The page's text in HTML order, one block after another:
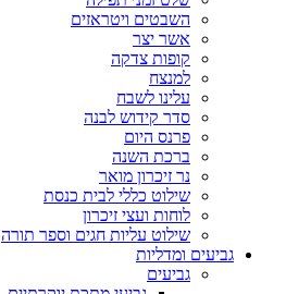
השבטים ויטראזים
אשר יצר
קופות צדקה
למנצח
עלינו לשבח
סדר קידוש לבנה
פרנס היום
ברכת השנה
נר זיכרון מואר
שילוט כללי לבית כנסת
לוחות ועצי זיכרון
שילוט עליות חגים וספר תורה
גביעים ומדליות
גביעים